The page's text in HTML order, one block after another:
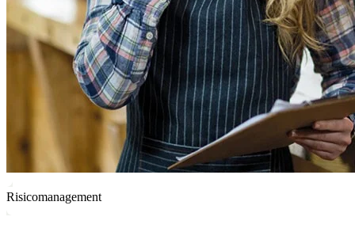
Risicomanagement